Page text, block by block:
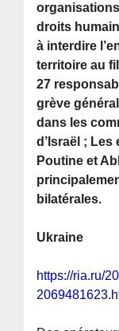
droits
à interdire
territoire au
27
grève
dans les
d’Israël ;
Poutine et
bilatérales.
Ukraine
https://ria.ru/